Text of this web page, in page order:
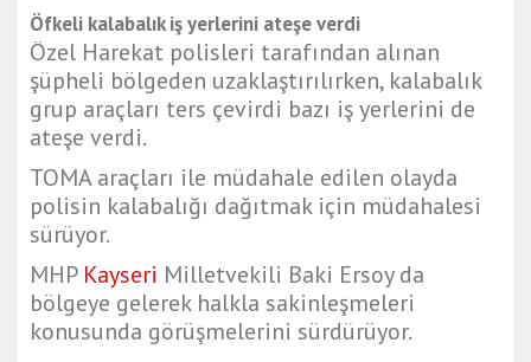
Öfkeli kalabalık iş yerlerini ateşe verdi
Özel Harekat polisleri tarafından alınan
şüpheli bölgeden uzaklaştırılırken, kalabalık
grup araçları ters çevirdi bazı iş yerlerini de
ateşe verdi.
TOMA araçları ile müdahale edilen olayda
polisin kalabalığı dağıtmak için müdahalesi
sürüyor.
MHP Kayseri Milletvekili Baki Ersoy da
bölgeye gelerek halkla sakinleşmeleri
konusunda görüşmelerini sürdürüyor.